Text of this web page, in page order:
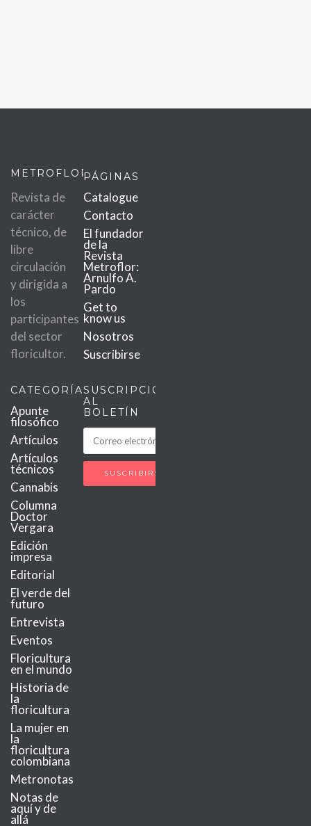
METROFLOR
Revista de
carácter
técnico, de
libre
circulación
y dirigida a
los
participantes
del sector
floricultor.
PÁGINAS
Catalogue
Contacto
El fundador
de la
Revista
Metroflor:
Arnulfo A.
Pardo
Get to
know us
Nosotros
Suscribirse
CATEGORÍAS
Apunte
filosófico
Artículos
Artículos
técnicos
Cannabis
Columna
Doctor
Vergara
Edición
impresa
Editorial
El verde del
futuro
Entrevista
Eventos
Floricultura
en el mundo
Historia de
la
floricultura
La mujer en
la
floricultura
colombiana
Metronotas
Notas de
aquí y de
allá
SUSCRIPCIÓN
AL
BOLETÍN